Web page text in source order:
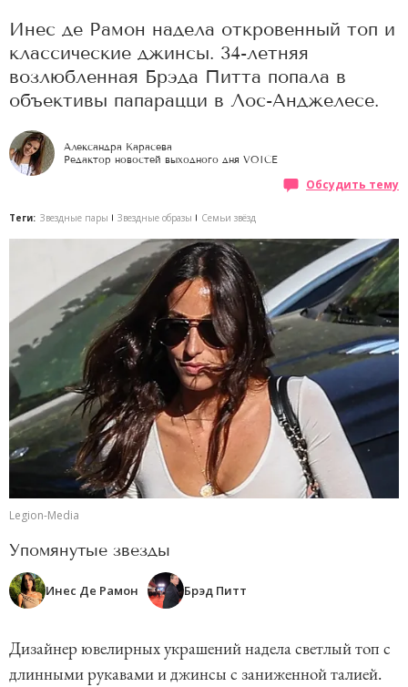
Инес де Рамон надела откровенный топ и
классические джинсы. 34-летняя
возлюбленная Брэда Питта попала в
объективы папарацци в Лос-Анджелесе.
Александра Карасева
Редактор новостей выходного дня VOICE
Обсудить тему
Теги: Звездные пары Звездные образы Семьи звёзд
Legion-Media
Упомянутые звезды
Инес Де Рамон Брэд Питт
Дизайнер ювелирных украшений надела светлый топ с
длинными рукавами и джинсы с заниженной талией.